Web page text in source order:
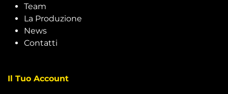
Team
La Produzione
News
Contatti
Il Tuo Account